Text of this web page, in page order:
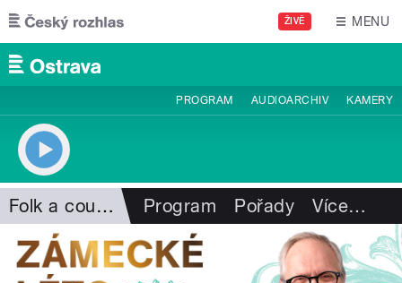
Přejít k hlavnímu obsahu
ŽIVĚ MENU
PROGRAM AUDIOARCHIV KAMERY
Folk a country Program Pořady Více…